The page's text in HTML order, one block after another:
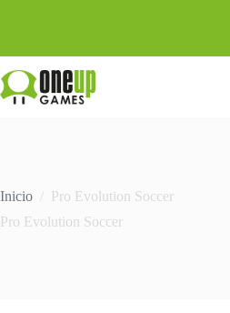
Inicio / Pro Evolution Soccer
Pro Evolution Soccer